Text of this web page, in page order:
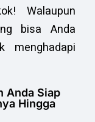
Walaupun
bisa Anda
menghadapi
Anda Siap
Hingga